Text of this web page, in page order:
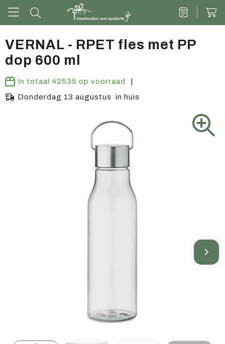
Drinkwaren
Kantoor & schrijven
Overige relatiegeschenken
VERNAL - RPET fles met PP
dop 600 ml
In totaal 42535 op voorraad
Donderdag 13 augustus in huis